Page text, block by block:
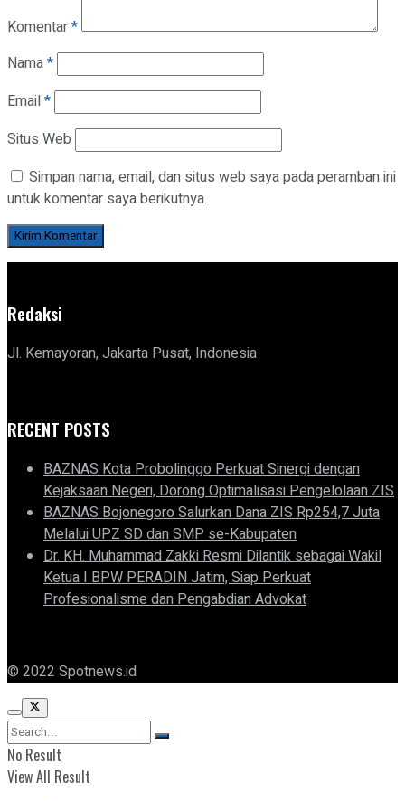
Komentar*
Nama*
Email*
Situs Web
Simpan nama, email, dan situs web saya pada peramban ini
untuk komentar saya berikutnya.
Redaksi
Jl. Kemayoran, Jakarta Pusat, Indonesia
RECENT POSTS
BAZNAS Kota Probolinggo Perkuat Sinergi dengan
Kejaksaan Negeri, Dorong Optimalisasi Pengelolaan ZIS
BAZNAS Bojonegoro Salurkan Dana ZIS Rp254,7 Juta
Melalui UPZ SD dan SMP se-Kabupaten
Dr. KH. Muhammad Zakki Resmi Dilantik sebagai Wakil
Ketua I BPW PERADIN Jatim, Siap Perkuat
Profesionalisme dan Pengabdian Advokat
© 2022 Spotnews.id
No Result
View All Result